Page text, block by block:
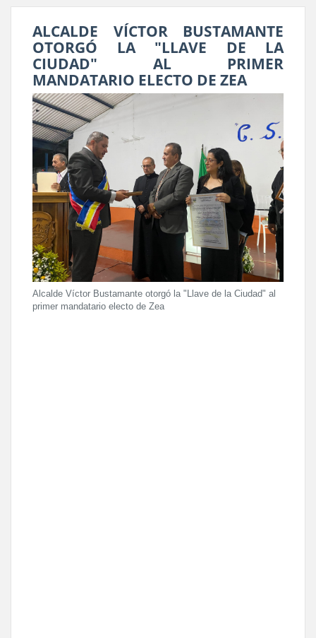
ALCALDE VÍCTOR BUSTAMANTE
OTORGÓ LA "LLAVE DE LA
CIUDAD" AL PRIMER
MANDATARIO ELECTO DE ZEA
Alcalde Víctor Bustamante otorgó la "Llave de la Ciudad" al
primer mandatario electo de Zea